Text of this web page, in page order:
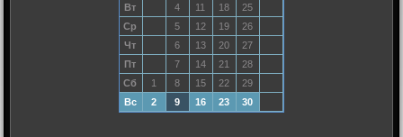
Вт
4 11 18
25
Ср
5 12 19
26
Чт
6 13 20
27
Пт
7 14 21
28
Сб
1 8 15 22
29
Вс
2 9 16 23 30